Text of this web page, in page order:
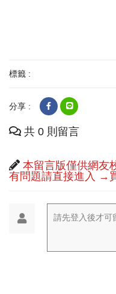
標籤 :
分享 :
共 0 則留言
本留言版僅供網友
有問題請直接進入 →
請先登入後才可